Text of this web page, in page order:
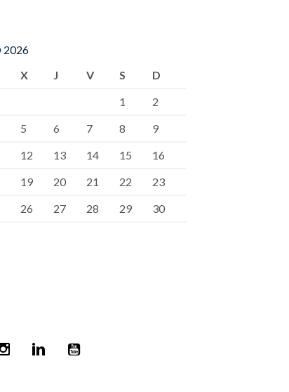
2026
X J V S
D
1
2
5 6 7 8
9
12 13 14 15
16
19 20 21 22
23
26 27 28 29
30